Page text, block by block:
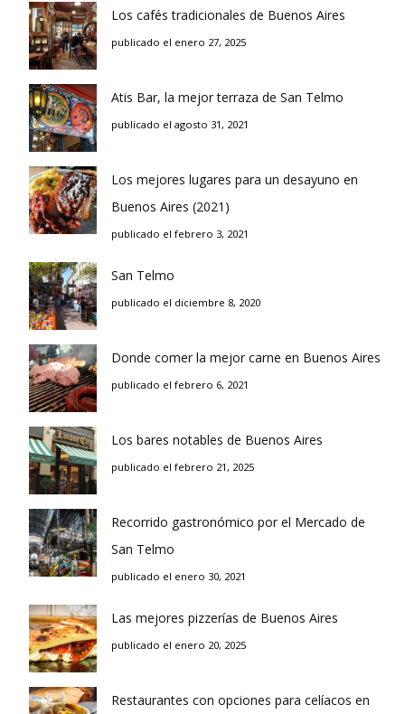
Los cafés tradicionales de Buenos Aires
publicado el enero 27, 2025
Atis Bar, la mejor terraza de San Telmo
publicado el agosto 31, 2021
Los mejores lugares para un desayuno en
Buenos Aires (2021)
publicado el febrero 3, 2021
San Telmo
publicado el diciembre 8, 2020
Donde comer la mejor carne en Buenos Aires
publicado el febrero 6, 2021
Los bares notables de Buenos Aires
publicado el febrero 21, 2025
Recorrido gastronómico por el Mercado de
San Telmo
publicado el enero 30, 2021
Las mejores pizzerías de Buenos Aires
publicado el enero 20, 2025
Restaurantes con opciones para celíacos en